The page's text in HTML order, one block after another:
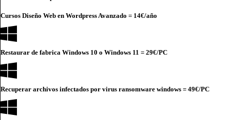
Cursos Diseño Web en Wordpress Avanzado = 14€/año
Restaurar de fabrica Windows 10 o Windows 11 = 29€/PC
Recuperar archivos infectados por virus ransomware windows = 49€/PC